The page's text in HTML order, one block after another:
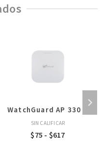
WatchGuard AP 330
SIN CALIFICAR
$75 - $617Rango